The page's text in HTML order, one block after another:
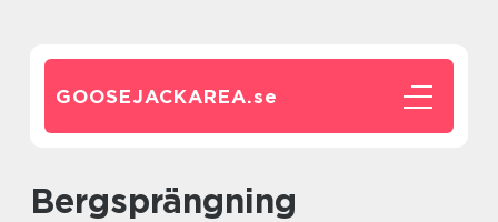
GOOSEJACKAREA.se
bergsprängning